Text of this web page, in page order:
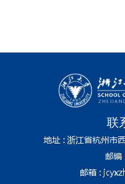
联
地址 : 浙江省杭州市
邮编
邮箱 :